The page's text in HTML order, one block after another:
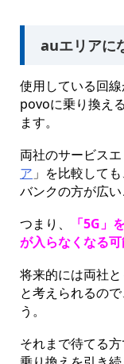
auエリアに
使用している回
povoに乗り換え
ます。
両社のサービス
ア 」を比較して
バンクの方が広い
つまり、
「5G」
が入らなくなる
将来的には両社
と考えられるの
う。
それまで待てる